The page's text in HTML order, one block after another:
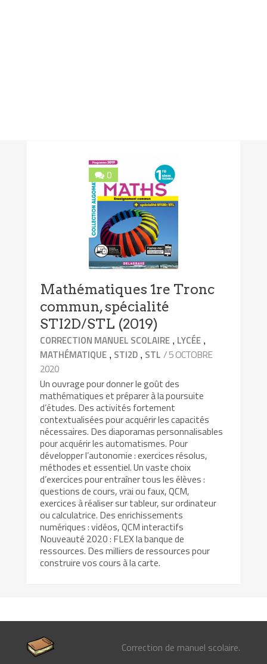
0
Mathématiques 1re Tronc
commun, spécialité
STI2D/STL (2019)
CORRECTION MANUEL SCOLAIRE , LYCÉE ,
MATHÉMATIQUE , STI2D , STL / 5 OCTOBRE
2020
Un ouvrage pour donner le goût des
mathématiques et préparer à la poursuite
d’études. Des activités fortement
contextualisées pour acquérir les capacités
nécessaires. Des diaporamas personnalisables
pour acquérir les automatismes. Pour
développer l’autonomie : exercices résolus,
méthodes et essentiel. Un vaste choix
d’exercices pour entraîner tous les élèves :
questions de cours, vrai ou faux, QCM,
exercices à réaliser sur tableur, sur ordinateur
ou calculatrice. Des enrichissements
numériques : vidéos, QCM interactifs
Nouveauté 2020 : FLEX la banque de
ressources. Des milliers de ressources pour
construire vos cours à la carte.
Correction de manuel scolaire.